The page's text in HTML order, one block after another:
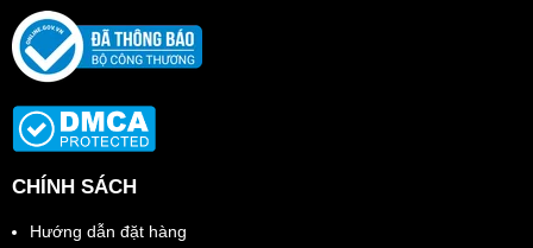
CHÍNH SÁCH
Hướng dẫn đặt hàng